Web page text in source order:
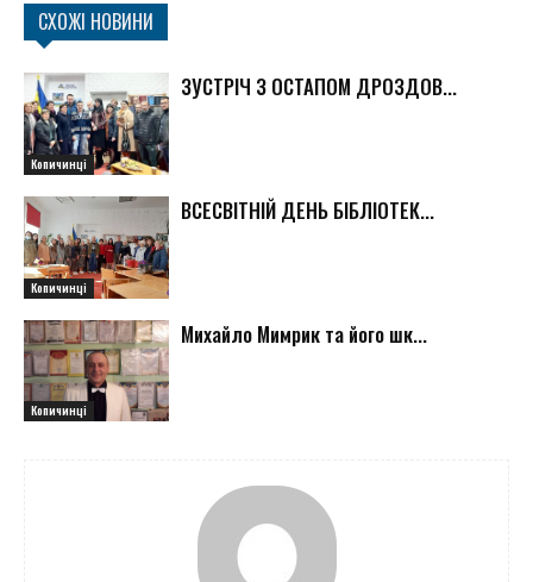
СХОЖІ НОВИНИ
Копичинці
ЗУСТРІЧ З ОСТАПОМ ДРОЗДОВ...
Копичинці
ВСЕСВІТНІЙ ДЕНЬ БІБЛІОТЕК...
Копичинці
Михайло Мимрик та його шк...